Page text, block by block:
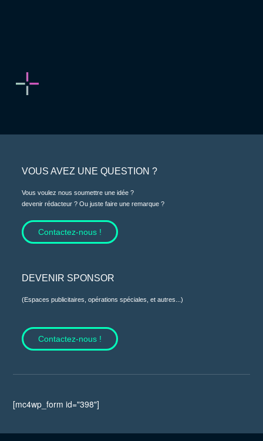
VOUS AVEZ UNE QUESTION ?
Vous voulez nous soumettre une idée ?
devenir rédacteur ? Ou juste faire une remarque ?
Contactez-nous !
DEVENIR SPONSOR
(Espaces publicitaires, opérations spéciales, et autres...)
Contactez-nous !
[mc4wp_form id="398"]